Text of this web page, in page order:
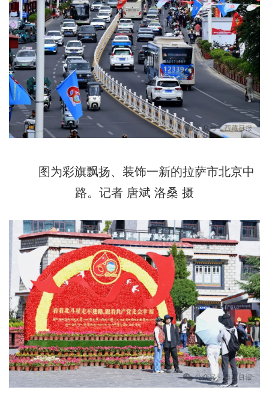
图为彩旗飘扬、装饰一新的拉萨市北京中
路。记者 唐斌 洛桑 摄